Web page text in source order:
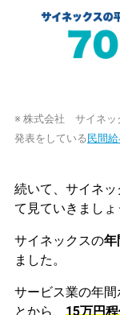
※ 株式会社 サイネッ
発表をしている 民間
続いて、サイネ
て見ていきましょ
サイネックスの年
ました。
サービス業の年
とから、 15万円